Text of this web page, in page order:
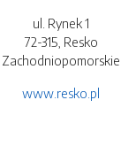
ul. Rynek 1
72-315, Resko
Zachodniopomorskie
www.resko.pl